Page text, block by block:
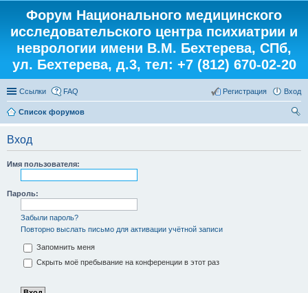
Форум Национального медицинского
исследовательского центра психиатрии и
неврологии имени В.М. Бехтерева, СПб,
ул. Бехтерева, д.3, тел: +7 (812) 670-02-20
Ссылки FAQ Вход
Регистрация
Список форумов
Вход
Имя пользователя:
Пароль:
Забыли пароль?
Повторно выслать письмо для активации учётной записи
Запомнить меня
Скрыть моё пребывание на конференции в этот раз